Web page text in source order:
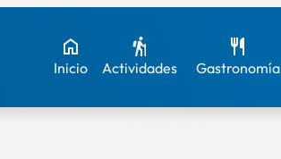
Inicio Actividades Gastronomía